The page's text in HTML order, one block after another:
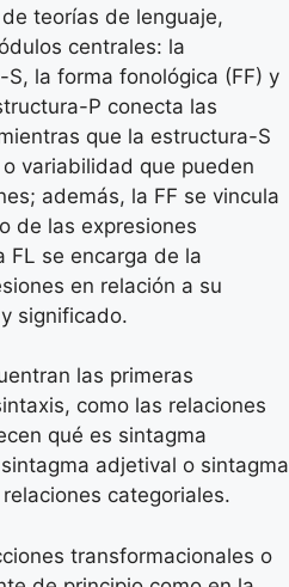
teorías de lenguaje,
centrales: la
la forma fonológica (FF) y
P conecta las
que la estructura-S
variabilidad que pueden
además, la FF se vincula
de las expresiones
FL se encarga de la
en relación a su
significado.
las primeras
como las relaciones
qué es sintagma
adjetival o sintagma
categoriales.
transformacionales o